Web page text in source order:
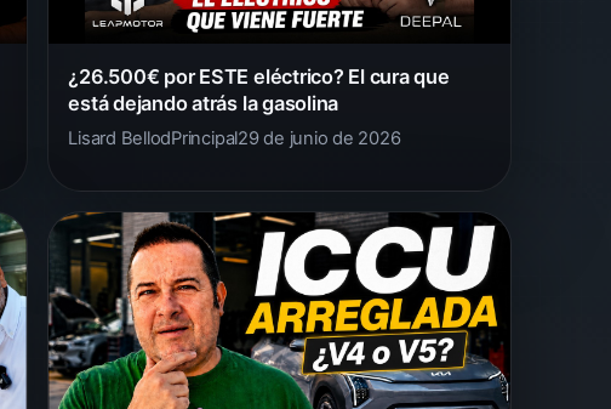
¿26.500€ por ESTE eléctrico? El cura que
está dejando atrás la gasolina
Lisard BellodPrincipal29 de junio de 2026